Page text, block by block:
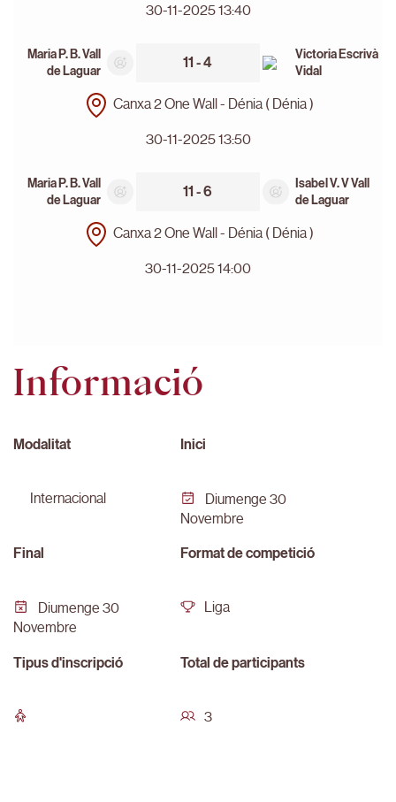
30-11-2025 13:40
Maria P. B. Vall
de Laguar
11 - 4
Victoria Escrivà
Vidal
Canxa 2 One Wall - Dénia ( Dénia )
30-11-2025 13:50
Maria P. B. Vall
de Laguar
11 - 6
Isabel V. V Vall
de Laguar
Canxa 2 One Wall - Dénia ( Dénia )
30-11-2025 14:00
Informació
Modalitat
internacional
Inici
Diumenge 30
Novembre
Final
Diumenge 30
Novembre
Format de competició
Liga
Tipus d'inscripció Total de participants
3